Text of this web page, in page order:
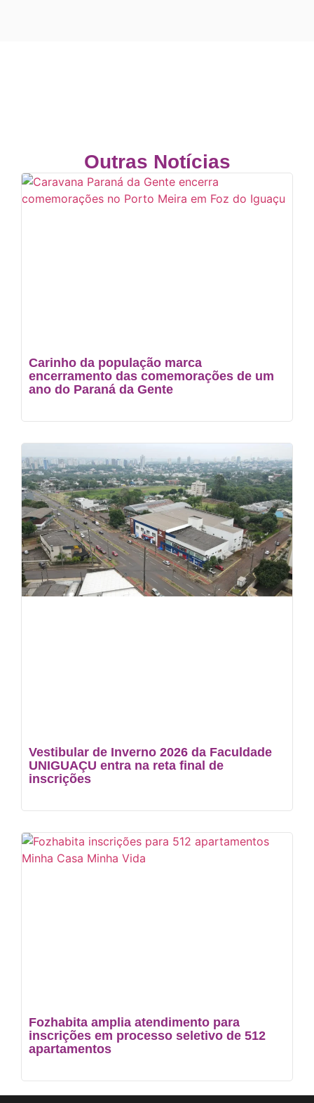
Outras Notícias
Carinho da população marca
encerramento das comemorações de um
ano do Paraná da Gente
Vestibular de Inverno 2026 da Faculdade
UNIGUAÇU entra na reta final de
inscrições
Fozhabita amplia atendimento para
inscrições em processo seletivo de 512
apartamentos